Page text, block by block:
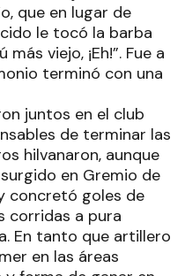
que en lugar de
le tocó la barba
viejo, ¡Eh!”. Fue a
terminó con una
juntos en el club
de terminar las
hilvanaron, aunque
en Gremio de
concretó goles de
corridas a pura
En tanto que artillero
en las áreas